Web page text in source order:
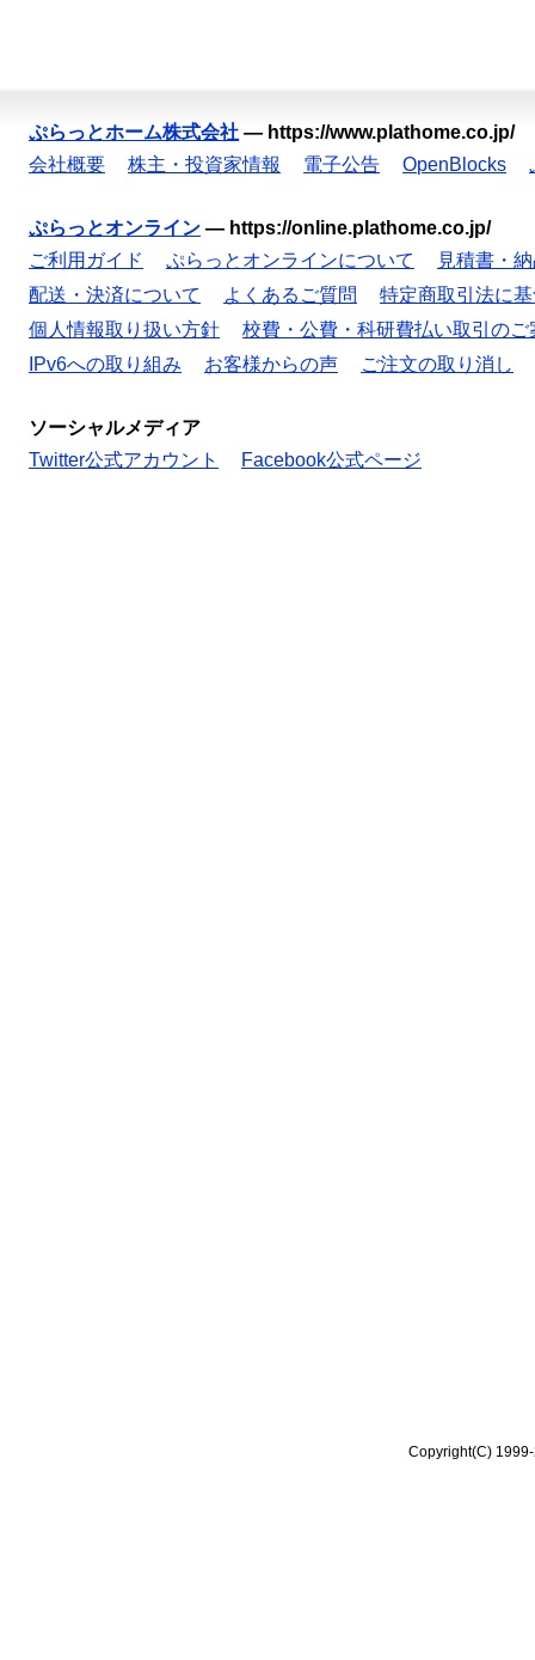
ぷらっとホーム株式会社 — https://www.plathome.co.jp/
会社概要
株主・投資家情報 電子公告 OpenBlocks
ぷらっとオンライン — https://online.plathome.co.jp/
ご利用ガイド
ぷらっとオンラインについて
見積書・
配送・決済について
よくあるご質問
特定商取引法に
個人情報取り扱い方針
校費・公費・科研費払い取引のご
IPv6への取り組み
お客様からの声 ご注文の取り消し
ソーシャルメディア
Twitter公式アカウント
Facebook公式ページ
Copyright(C)